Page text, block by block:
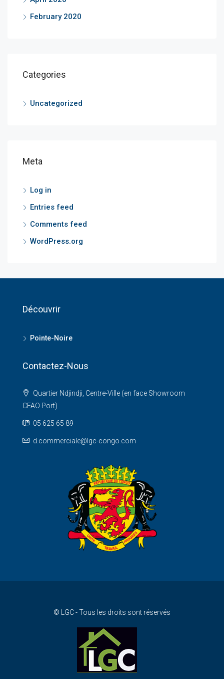
February 2020
Categories
Uncategorized
Meta
Log in
Entries feed
Comments feed
WordPress.org
Découvrir
Pointe-Noire
Contactez-Nous
Quartier Ndjindji, Centre-Ville (en face Showroom
CFAO Port)
05 625 65 89
d.commerciale@lgc-congo.com
© LGC - Tous les droits sont réservés